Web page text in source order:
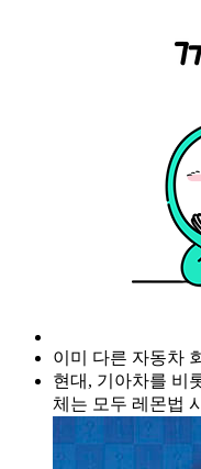
이미 다른 자동차
현대, 기아차를 비
체는 모두 레몬법